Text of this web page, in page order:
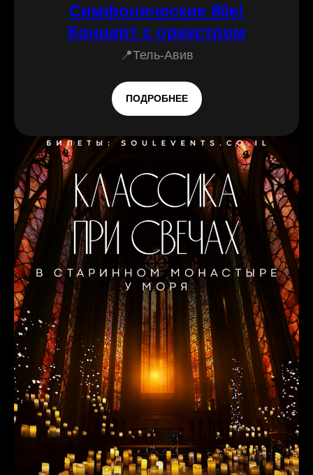
Симфонические 80е!
Концерт с оркестром
📍Тель-Авив
ПОДРОБНЕЕ